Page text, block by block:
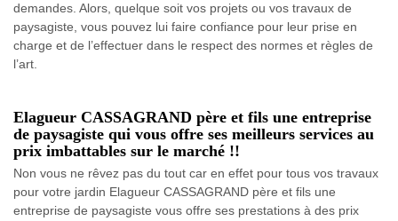
demandes. Alors, quelque soit vos projets ou vos travaux de
paysagiste, vous pouvez lui faire confiance pour leur prise en
charge et de l’effectuer dans le respect des normes et règles de
l’art.
Elagueur CASSAGRAND père et fils une entreprise
de paysagiste qui vous offre ses meilleurs services au
prix imbattables sur le marché !!
Non vous ne rêvez pas du tout car en effet pour tous vos travaux
pour votre jardin Elagueur CASSAGRAND père et fils une
entreprise de paysagiste vous offre ses prestations à des prix